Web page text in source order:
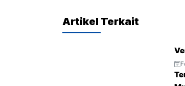
e
t
e
Artikel Terkait